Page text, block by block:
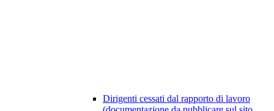
Dirigenti cessati dal rapporto di lavoro